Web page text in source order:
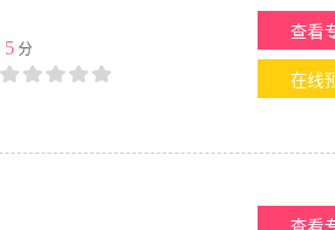
5 分
查看
在线